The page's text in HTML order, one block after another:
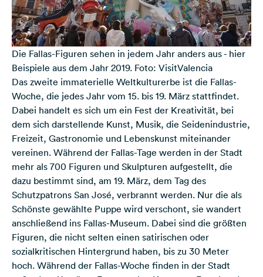
Die Fallas-Figuren sehen in jedem Jahr anders aus - hier
Beispiele aus dem Jahr 2019. Foto: VisitValencia
Das zweite immaterielle Weltkulturerbe ist die Fallas-
Woche, die jedes Jahr vom 15. bis 19. März stattfindet.
Dabei handelt es sich um ein Fest der Kreativität, bei
dem sich darstellende Kunst, Musik, die Seidenindustrie,
Freizeit, Gastronomie und Lebenskunst miteinander
vereinen. Während der Fallas-Tage werden in der Stadt
mehr als 700 Figuren und Skulpturen aufgestellt, die
dazu bestimmt sind, am 19. März, dem Tag des
Schutzpatrons San José, verbrannt werden. Nur die als
Schönste gewählte Puppe wird verschont, sie wandert
anschließend ins Fallas-Museum. Dabei sind die größten
Figuren, die nicht selten einen satirischen oder
sozialkritischen Hintergrund haben, bis zu 30 Meter
hoch. Während der Fallas-Woche finden in der Stadt